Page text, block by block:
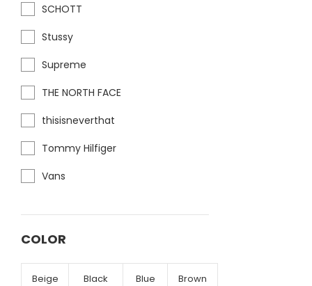
SCHOTT
Stussy
Supreme
THE NORTH FACE
thisisneverthat
Tommy Hilfiger
Vans
COLOR
Beige Black Blue Brown